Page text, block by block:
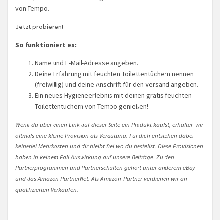
von Tempo.
Jetzt probieren!
So funktioniert es:
Name und E-Mail-Adresse angeben.
Deine Erfahrung mit feuchten Toilettentüchern nennen
(freiwillig) und deine Anschrift für den Versand angeben.
Ein neues Hygieneerlebnis mit deinen gratis feuchten
Toilettentüchern von Tempo genießen!
Wenn du über einen Link auf dieser Seite ein Produkt kaufst, erhalten wir
oftmals eine kleine Provision als Vergütung. Für dich entstehen dabei
keinerlei Mehrkosten und dir bleibt frei wo du bestellst. Diese Provisionen
haben in keinem Fall Auswirkung auf unsere Beiträge. Zu den
Partnerprogrammen und Partnerschaften gehört unter anderem eBay
und das Amazon PartnerNet. Als Amazon-Partner verdienen wir an
qualifizierten Verkäufen.